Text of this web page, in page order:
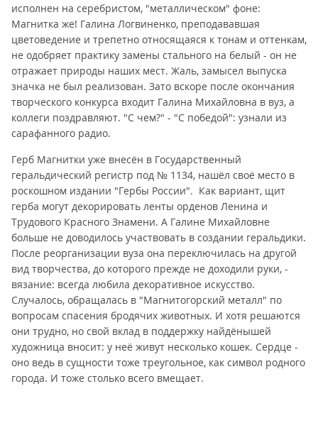
исполнен на серебристом, "металлическом" фоне:
Магнитка же! Галина Логвиненко, преподававшая
цветоведение и трепетно относящаяся к тонам и оттенкам,
не одобряет практику замены стального на белый - он не
отражает природы наших мест. Жаль, замысел выпуска
значка не был реализован. Зато вскоре после окончания
творческого конкурса входит Галина Михайловна в вуз, а
коллеги поздравляют. "С чем?" - "С победой": узнали из
сарафанного радио.
Герб Магнитки уже внесён в Государственный
геральдический регистр под № 1134, нашёл своё место в
роскошном издании "Гербы России". Как вариант, щит
герба могут декорировать ленты орденов Ленина и
Трудового Красного Знамени. А Галине Михайловне
больше не доводилось участвовать в создании геральдики.
После реорганизации вуза она переключилась на другой
вид творчества, до которого прежде не доходили руки, -
вязание: всегда любила декоративное искусство.
Случалось, обращалась в "Магнитогорский металл" по
вопросам спасения бродячих животных. И хотя решаются
они трудно, но свой вклад в поддержку найдёнышей
художница вносит: у неё живут несколько кошек. Сердце -
оно ведь в сущности тоже треугольное, как символ родного
города. И тоже столько всего вмещает.